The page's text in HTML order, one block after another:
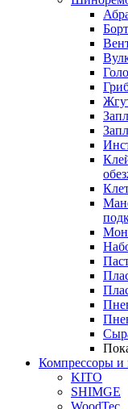
Компрессоры и
KITO
SHIMGE